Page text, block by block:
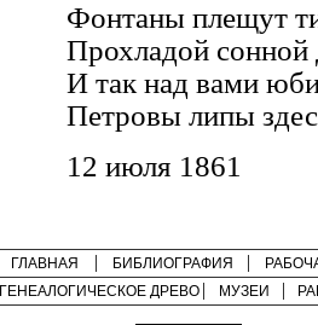
Фонтаны плещут
Прохладой
И так над вами
Петровы липы
12 июля 1861
ГЛАВНАЯ БИБЛИОГРАФИЯ
ГЕНЕАЛОГИЧЕСКОЕ ДРЕВО
МУЗЕИ